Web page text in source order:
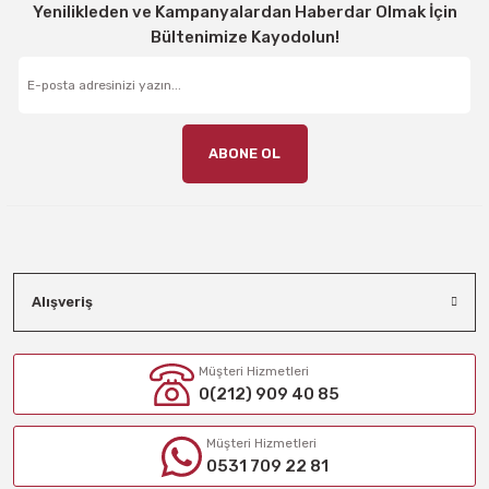
Yenilikleden ve Kampanyalardan Haberdar Olmak İçin
Bültenimize Kayodolun!
ABONE OL
Alışveriş
Müşteri Hizmetleri
0(212) 909 40 85
Müşteri Hizmetleri
0531 709 22 81